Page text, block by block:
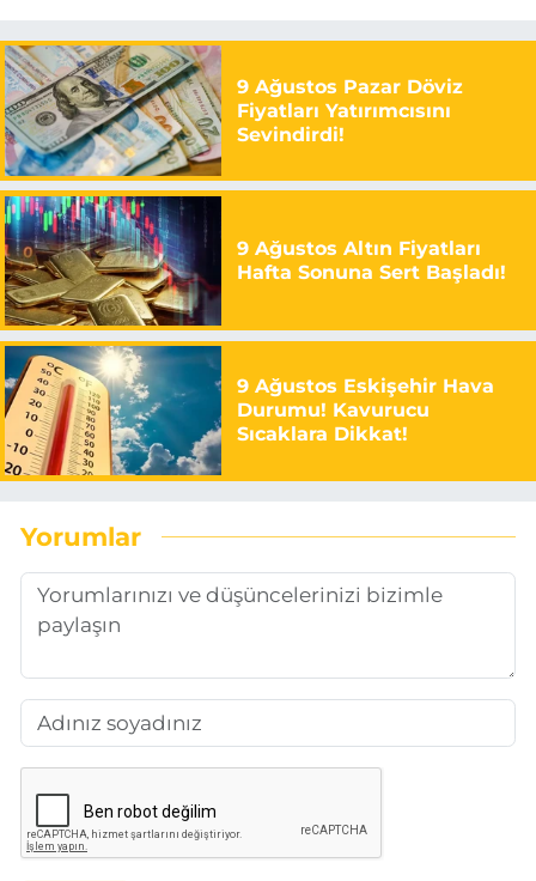
9 Ağustos Pazar Döviz
Fiyatları Yatırımcısını
Sevindirdi!
9 Ağustos Altın Fiyatları
Hafta Sonuna Sert Başladı!
9 Ağustos Eskişehir Hava
Durumu! Kavurucu
Sıcaklara Dikkat!
Yorumlar